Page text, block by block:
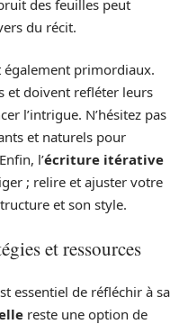
des feuilles peut
du récit.
également primordiaux.
et doivent refléter leurs
l’intrigue. N’hésitez pas
et naturels pour
l’écriture itérative
; relire et ajuster votre
et son style.
et ressources
essentiel de réfléchir à sa
reste une option de